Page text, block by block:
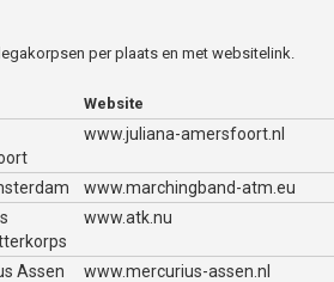
per plaats en met websitelink.
Website
www.juliana-amersfoort.nl
www.marchingband-atm.eu
www.atk.nu
Assen
www.mercurius-assen.nl